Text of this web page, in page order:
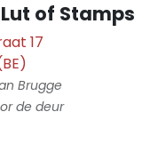
of Stamps
17
Brugge
de deur